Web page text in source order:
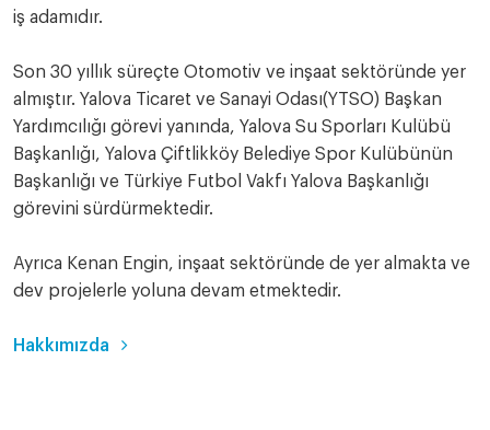
iş adamıdır.
Son 30 yıllık süreçte Otomotiv ve inşaat sektöründe yer
almıştır. Yalova Ticaret ve Sanayi Odası(YTSO) Başkan
Yardımcılığı görevi yanında, Yalova Su Sporları Kulübü
Başkanlığı, Yalova Çiftlikköy Belediye Spor Kulübünün
Başkanlığı ve Türkiye Futbol Vakfı Yalova Başkanlığı
görevini sürdürmektedir.
Ayrıca Kenan Engin, inşaat sektöründe de yer almakta ve
dev projelerle yoluna devam etmektedir.
Hakkımızda